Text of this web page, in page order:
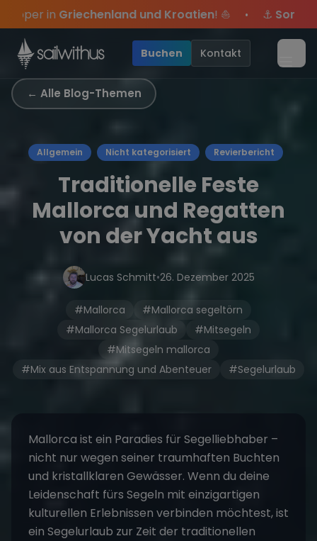
Skip to content
! ⛵ • ⚓Sommer-Special: Mit Code Yacht
Sichere Dir jetztDein Meilenbuch und Deine
mehr Sowie20€ Rabatt auf deinen ersten
dabei. Season Closing Party 2026!Die Saison
Buchen Kontakt
← Alle Blog-Themen
Allgemein Nicht kategorisiert Revierbericht
Traditionelle Feste
Mallorca und Regatten
von der Yacht aus
Lucas Schmitt•26. Dezember 2025
#Mallorca
#Mallorca segeltörn
#Mallorca Segelurlaub
#Mitsegeln
#Mitsegeln mallorca
#Mix aus Entspannung und Abenteuer
#Segelurlaub
Mallorca ist ein Paradies für Segelliebhaber –
nicht nur wegen seiner traumhaften Buchten
und kristallklaren Gewässer. Wenn du deine
Leidenschaft fürs Segeln mit einzigartigen
kulturellen Erlebnissen verbinden möchtest, ist
ein Segelurlaub zur Zeit der traditionellen